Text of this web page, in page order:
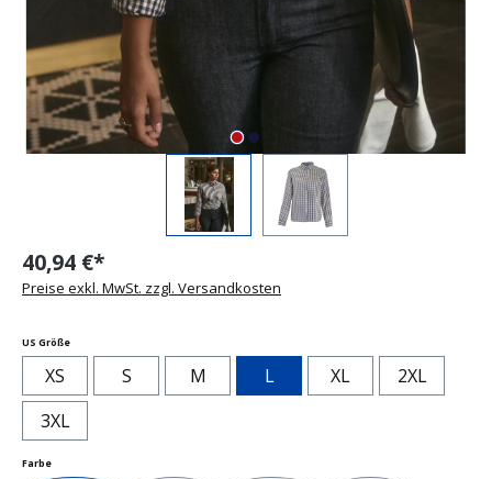
40,94 €*
Preise exkl. MwSt. zzgl. Versandkosten
US Größeauswählen
XS S M L XL
2XL
3XL
Farbeauswählen